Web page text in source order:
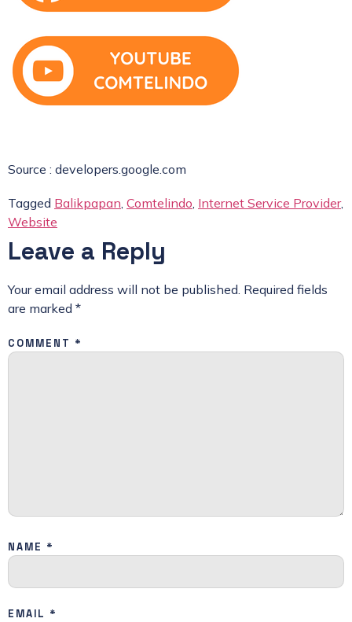
Source : developers.google.com
Tagged Balikpapan Comtelindo Internet Service Provider,
Website
Leave a Reply
Your email address will not be published. Required fields
are marked *
COMMENT *
NAME *
EMAIL *